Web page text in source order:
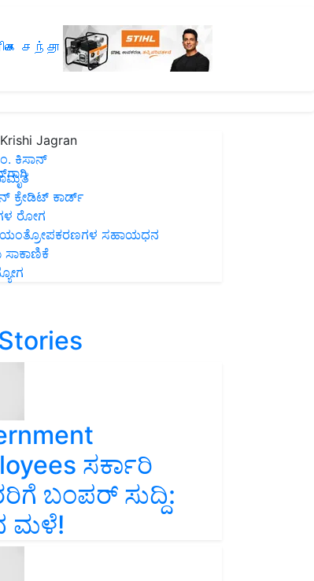
சந்தா
Jagran
ಕಿಸಾನ್
ಕ್ರೇಡಿಟ್ ಕಾರ್ಡ್
ರೋಗ
ಯಂತ್ರೋಪಕರಣಗಳ ಸಹಾಯಧನ
ಸಾಕಾಣಿಕೆ
ಸರ್ಕಾರಿ
ಬಂಪರ್‌ ಸುದ್ದಿ:
ಮಳೆ!